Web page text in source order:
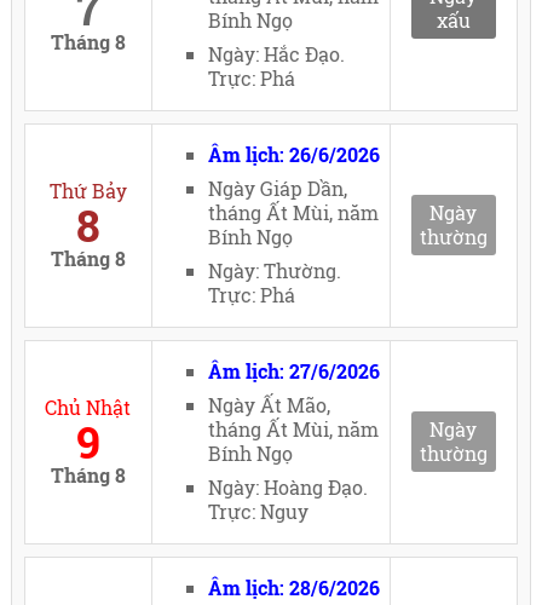
Tháng 8
Bính Ngọ
Ngày: Hắc Đạo.
Trực: Phá
xấu
Thứ Bảy
8
Tháng 8
Âm lịch: 26/6/2026
Ngày Giáp Dần,
tháng Ất Mùi, năm
Bính Ngọ
Ngày: Thường.
Trực: Phá
Ngày
thường
Chủ Nhật
9
Tháng 8
Âm lịch: 27/6/2026
Ngày Ất Mão,
tháng Ất Mùi, năm
Bính Ngọ
Ngày: Hoàng Đạo.
Trực: Nguy
Ngày
thường
Âm lịch: 28/6/2026